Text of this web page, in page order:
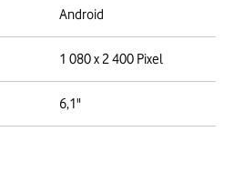
Android
1 080 x 2 400 Pixel
6,1"